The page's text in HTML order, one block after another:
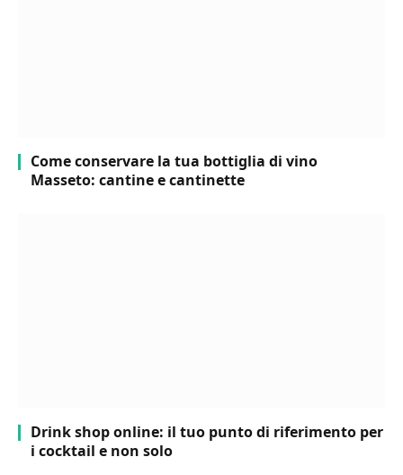
Come conservare la tua bottiglia di vino
Masseto: cantine e cantinette
Drink shop online: il tuo punto di riferimento per
i cocktail e non solo